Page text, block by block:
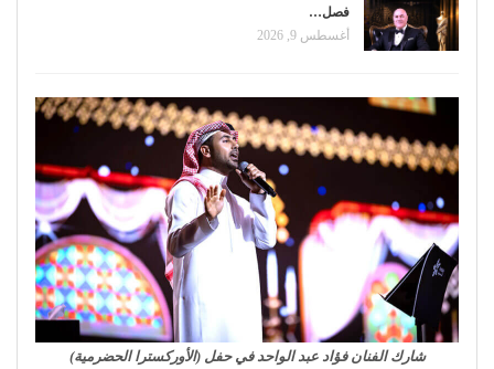
فصل…
أغسطس 9, 2026
شارك الفنان فؤاد عبد الواحد في حفل (الأوركسترا الحضرمية)